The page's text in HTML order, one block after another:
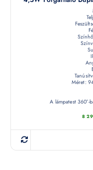
Méret:
A lámpatest 360°-
8